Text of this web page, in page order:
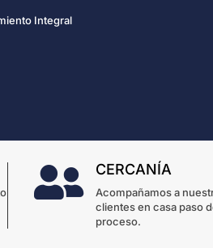
Integral
 CERCANÍA
Acompañamos a
clientes en casa paso
proceso.